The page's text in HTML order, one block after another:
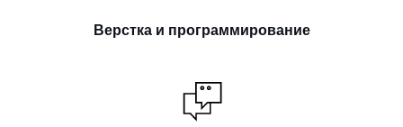
Верстка и программирование